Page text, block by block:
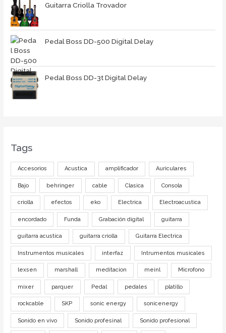
Guitarra Criolla Trovador
Pedal Boss DD-500 Digital Delay
Pedal Boss DD-3t Digital Delay
Tags
Accesorios Acustica amplificador Auriculares
Bajo behringer cable Clasica Consola
criolla efectos eko Electrica Electroacustica
encordado Funda Grabación digital guitarra
guitarra acustica guitarra criolla Guitarra Electrica
Instrumentos musicales interfaz Intrumentos musicales
lexsen marshall meditacion meinl Microfono
mixer parquer Pedal pedales platillo
rockcable SKP sonic energy sonicenergy
Sonido en vivo Sonido profesinal Sonido profesional